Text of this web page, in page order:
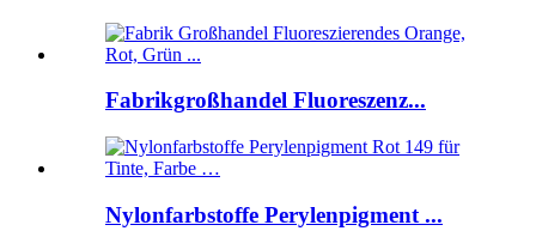
Fabrikgroßhandel Fluoreszenz...
Nylonfarbstoffe Perylenpigment ...